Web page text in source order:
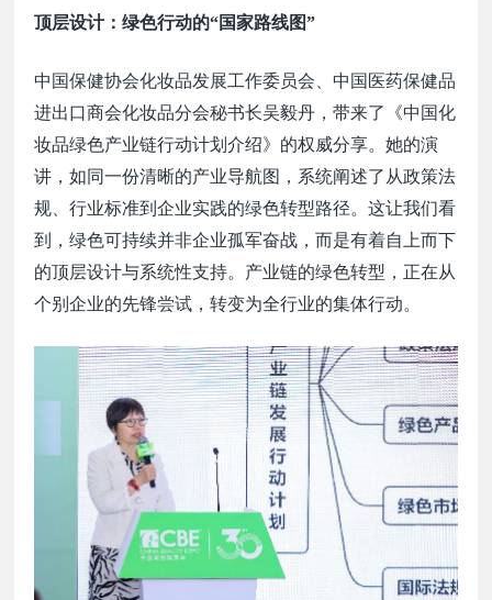
顶层设计：绿色行动的“国家路线图”
中国保健协会化妆品发展工作委员会、中国医药保健品
进出口商会化妆品分会秘书长吴毅丹，带来了《中国化
妆品绿色产业链行动计划介绍》的权威分享。她的演
讲，如同一份清晰的产业导航图，系统阐述了从政策法
规、行业标准到企业实践的绿色转型路径。这让我们看
到，绿色可持续并非企业孤军奋战，而是有着自上而下
的顶层设计与系统性支持。产业链的绿色转型，正在从
个别企业的先锋尝试，转变为全行业的集体行动。